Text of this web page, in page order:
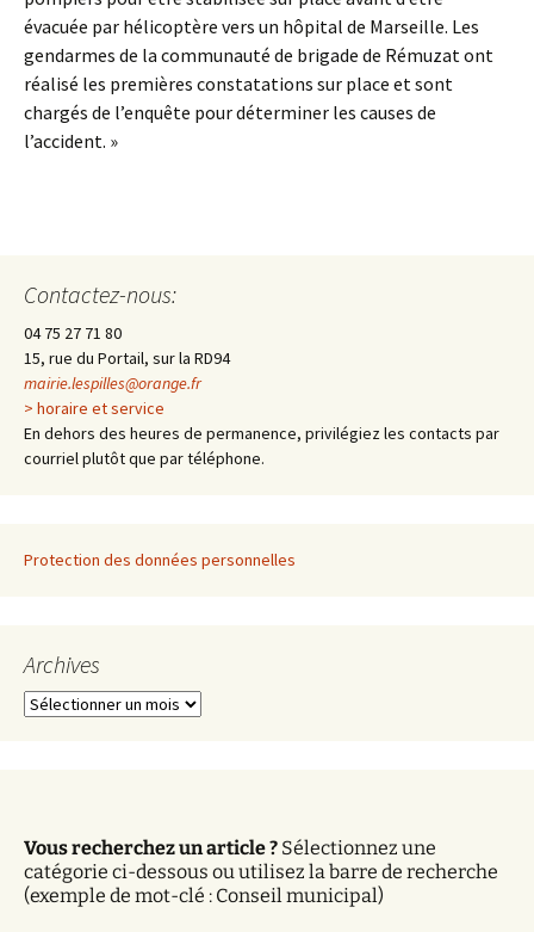
évacuée par hélicoptère vers un hôpital de Marseille. Les
gendarmes de la communauté de brigade de Rémuzat ont
réalisé les premières constatations sur place et sont
chargés de l’enquête pour déterminer les causes de
l’accident. »
Contactez-nous:
04 75 27 71 80
15, rue du Portail, sur la RD94
mairie.lespilles@orange.fr
> horaire et service
En dehors des heures de permanence, privilégiez les contacts par
courriel plutôt que par téléphone.
Protection des données personnelles
Archives
A
e
s
Vous recherchez un article ? Sélectionnez une
catégorie ci-dessous ou utilisez la barre de recherche
(exemple de mot-clé : Conseil municipal)